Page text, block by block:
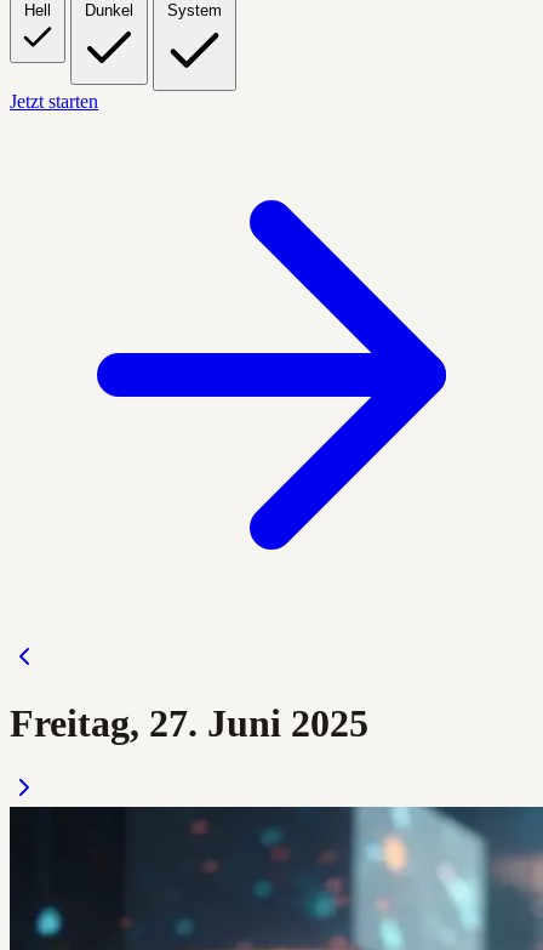
Hell Dunkel System
Jetzt starten
Freitag, 27. Juni 2025